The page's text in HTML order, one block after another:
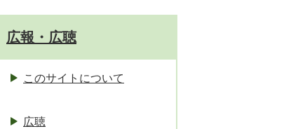
広報・広聴
このサイトについて
広聴